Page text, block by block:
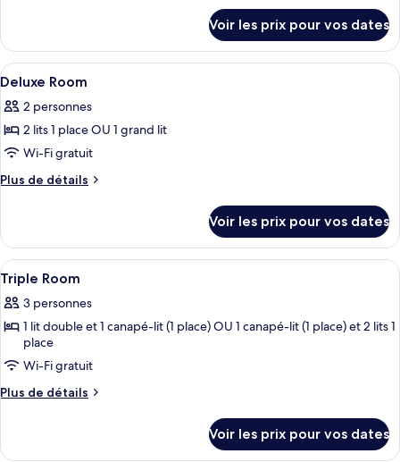
chambre :
Superior
Room
le
type
de
Superior
Room
Voir les prix pour vos dates
Afficher
toutes
les
photos
pour
ce
chambre :
Deluxe
Room
Une chambre d’hôtel moderne,
8
Deluxe Room
2 personnes
2 lits 1 place OU 1 grand lit
Wi-Fi gratuit
Plus de détails
Plus
le
type
de
chambre
Deluxe
Room
Voir les prix pour vos dates
Afficher
toutes
les
photos
pour
ce
type
Triple
Une chambre d’hôtel moderne,
6
Triple Room
3 personnes
1 lit double et 1 canapé-lit (1 place) OU 1 canapé-lit (1 place) et 2 lits 1
place
Wi-Fi gratuit
Plus de détails
Plus
le
Voir les prix pour vos dates